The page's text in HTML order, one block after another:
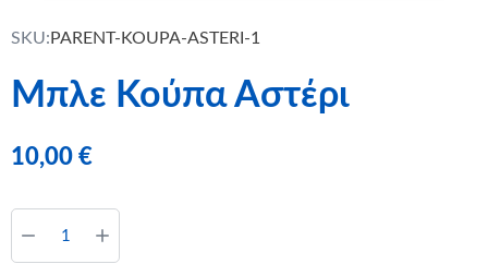
SKU: PARENT-KOUPA-ASTERI-1
Μπλε Κούπα Αστέρι
10,00 €